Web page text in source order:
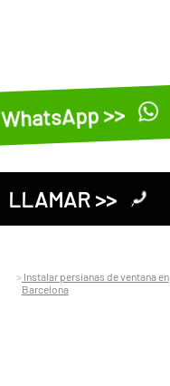
WhatsApp >>
LLAMAR >>
Instalar persianas de ventana en
Barcelona